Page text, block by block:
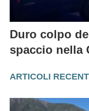
Duro colpo
spaccio nella
ARTICOLI